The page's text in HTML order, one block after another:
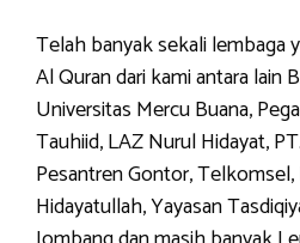
Telah banyak sekali lembaga
Al Quran dari kami antara lain
Universitas Mercu Buana,
Tauhiid, LAZ Nurul Hidayat,
Pesantren Gontor,
Hidayatullah, Yayasan